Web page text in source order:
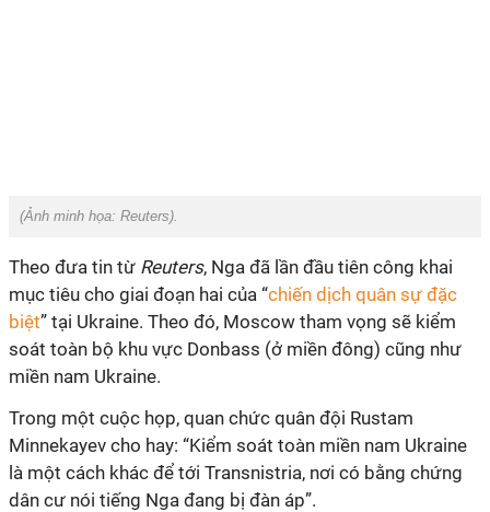
(Ảnh minh họa: Reuters).
Theo đưa tin từ Reuters, Nga đã lần đầu tiên công khai
mục tiêu cho giai đoạn hai của “chiến dịch quân sự đặc
biệt” tại Ukraine. Theo đó, Moscow tham vọng sẽ kiểm
soát toàn bộ khu vực Donbass (ở miền đông) cũng như
miền nam Ukraine.
Trong một cuộc họp, quan chức quân đội Rustam
Minnekayev cho hay: “Kiểm soát toàn miền nam Ukraine
là một cách khác để tới Transnistria, nơi có bằng chứng
dân cư nói tiếng Nga đang bị đàn áp”.